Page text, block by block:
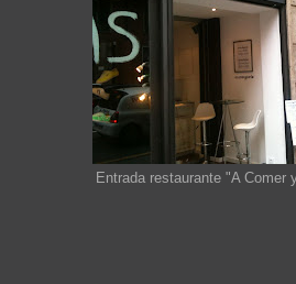
Entrada restaurante "A Comer